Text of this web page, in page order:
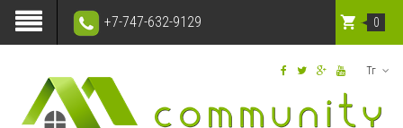
+7-747-632-9129
Тг
0